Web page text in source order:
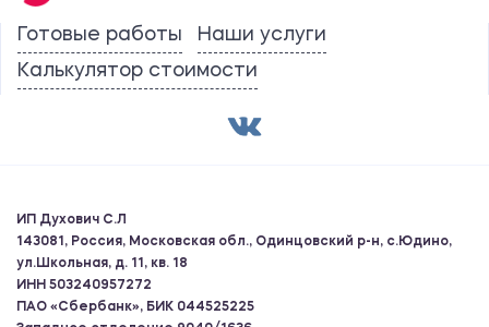
Готовые работы
Наши услуги
Калькулятор стоимости
ИП Духович С.Л
143081, Россия, Московская обл., Одинцовский р-н, с.Юдино,
ул.Школьная, д. 11, кв. 18
ИНН 503240957272
ПАО «Сбербанк», БИК 044525225